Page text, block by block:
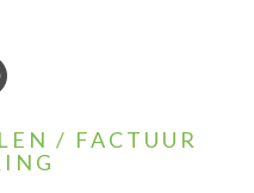
/ FACTUUR